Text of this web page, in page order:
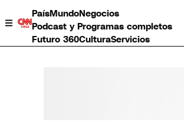
PaísMundoNegocios
Podcast y Programas completos
Futuro 360CulturaServicios